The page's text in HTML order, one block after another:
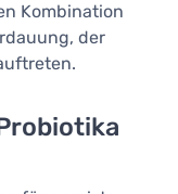
Kombination
der